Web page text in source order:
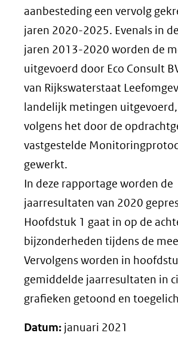
aanbesteding een vervolg
jaren 2020-2025. Evenals in
jaren 2013-2020 worden de
uitgevoerd door Eco Consult
van Rijkswaterstaat
landelijk metingen
volgens het door de
vastgestelde
gewerkt.
In deze rapportage worden de
jaarresultaten van 2020
Hoofdstuk 1 gaat in op de
bijzonderheden tijdens de
Vervolgens worden in
gemiddelde jaarresultaten in
grafieken getoond en
Datum: januari 2021